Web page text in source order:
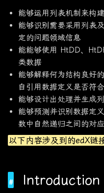
能够运用列表机制来构
能够识别需要采用列表
定的问题领域信息
能能够使用 HtDD、
类数据
能够解释何为结构良好
自引用数据定义是否符
能够设计出处理并生成
能够预测并识别数据定
数中自然递归之间的对
以下内容涉及到的edX链